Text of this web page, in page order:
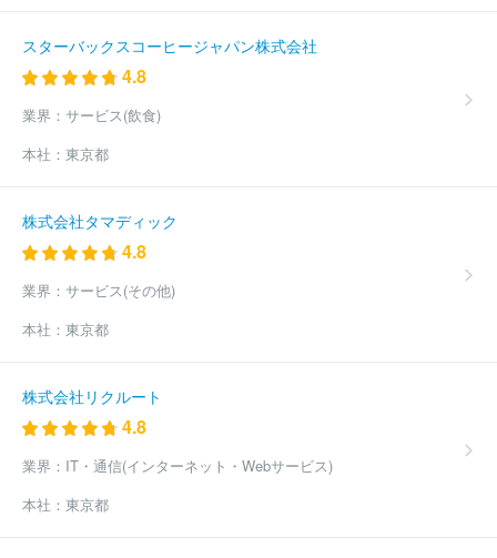
スターバックスコーヒージャパン株式会社
4.8
業界： サービス(飲食)
本社： 東京都
株式会社タマディック
4.8
業界： サービス(その他)
本社： 東京都
株式会社リクルート
4.8
業界： IT・通信(インターネット・Webサービス)
本社： 東京都